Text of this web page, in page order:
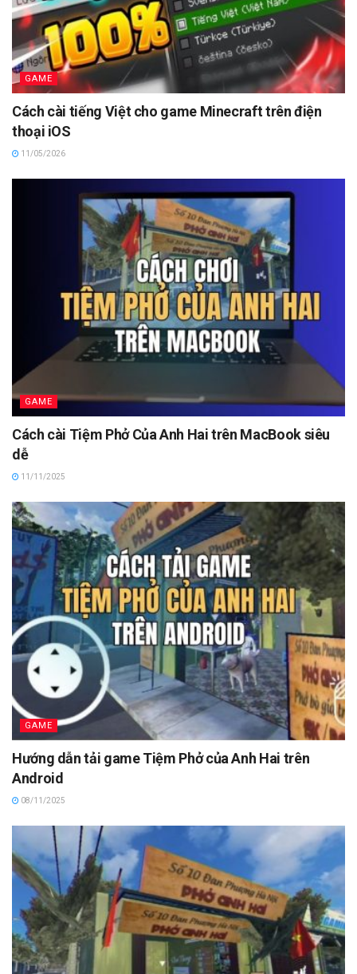
GAME
Cách cài tiếng Việt cho game Minecraft trên điện
thoại iOS
11/05/2026
GAME
Cách cài Tiệm Phở Của Anh Hai trên MacBook siêu
dễ
11/11/2025
GAME
Hướng dẫn tải game Tiệm Phở của Anh Hai trên
Android
08/11/2025